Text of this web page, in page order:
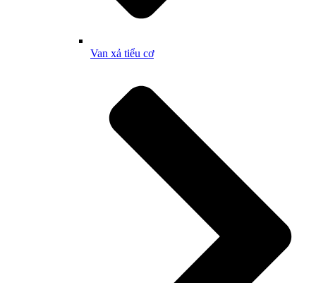
Van xả tiểu cơ